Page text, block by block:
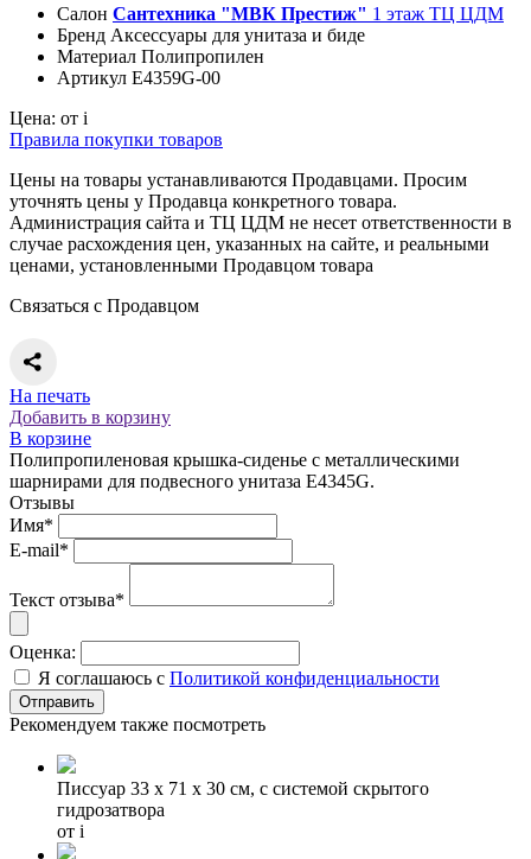
Салон Сантехника "МВК Престиж" 1 этаж ТЦ ЦДМ
Бренд Аксессуары для унитаза и биде
Материал Полипропилен
Артикул E4359G-00
Цена: от i
Правила покупки товаров
Цены на товары устанавливаются Продавцами. Просим
уточнять цены у Продавца конкретного товара.
Администрация сайта и ТЦ ЦДМ не несет ответственности в
случае расхождения цен, указанных на сайте, и реальными
ценами, установленными Продавцом товара
Связаться с Продавцом
На печать
Добавить в корзину
В корзине
Полипропиленовая крышка-сиденье с металлическими
шарнирами для подвесного унитаза Е4345G.
Отзывы
Имя*
E-mail*
Текст отзыва*
Оценка:
Я соглашаюсь с Политикой конфиденциальности
Рекомендуем также посмотреть
Писсуар 33 x 71 х 30 см, с системой скрытого
гидрозатвора
от i